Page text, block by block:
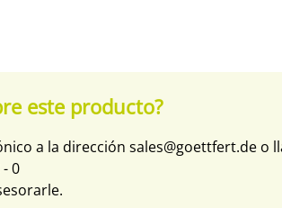
este producto?
a la dirección sales@goettfert.de o
0